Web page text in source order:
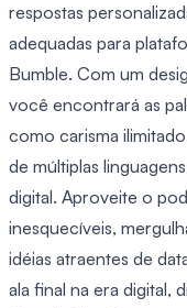
respostas
adequadas para
Bumble. Com um
você encontrará as
como carisma
de múltiplas
digital. Aproveite o
inesquecíveis,
idéias atraentes de
ala final na era digital,